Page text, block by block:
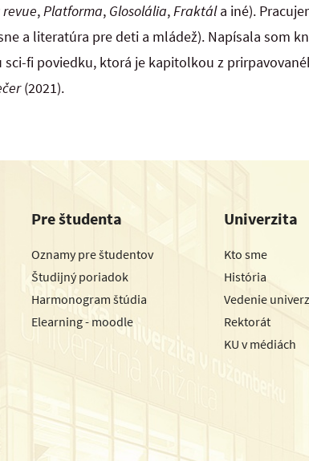
revue,Platforma, Glosolália,Fraktála iné).
a literatúra pre deti a mládež). Napísala som
fi poviedku, ktorá je kapitolkou z
(2021).
Pre študenta
Oznamy pre študentov
Študijný poriadok
Harmonogram štúdia
Elearning - moodle
Univerzita
Kto sme
História
Vedenie
Rektorát
KU v médiách